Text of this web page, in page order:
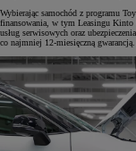
Wybierając samochód z programu
finansowania, w tym Leasingu Kinto
usług serwisowych oraz
co najmniej 12-miesięczną gwarancją.